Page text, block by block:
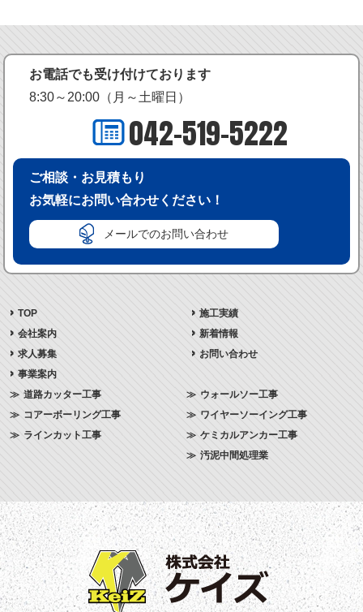
お電話でも受け付けております
8:30～20:00（月～土曜日）
042-519-5222
ご相談・お見積もり
お気軽にお問い合わせください！
メールでのお問い合わせ
TOP
施工実績
会社案内
新着情報
事業案内
道路カッター工事
コアーボーリング工事
ラインカット工事
ウォールソー工事
ワイヤーソーイング工事
ケミカルアンカー工事
汚泥中間処理業
求人募集 お問い合わせ